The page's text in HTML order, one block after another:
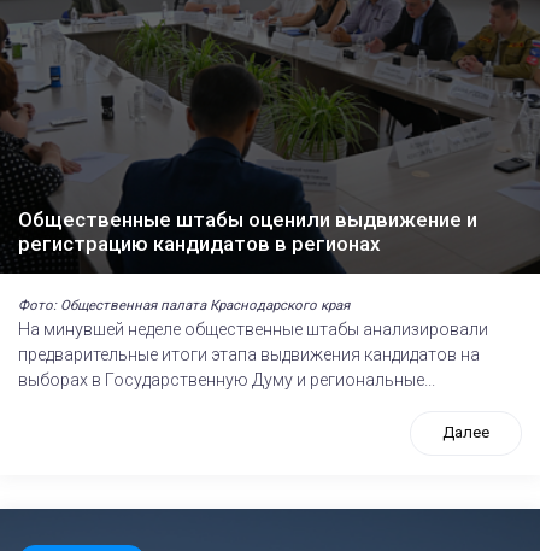
Общественные штабы оценили выдвижение и
регистрацию кандидатов в регионах
Фото: Общественная палата Краснодарского края
На минувшей неделе общественные штабы анализировали
предварительные итоги этапа выдвижения кандидатов на
выборах в Государственную Думу и региональные...
Далее